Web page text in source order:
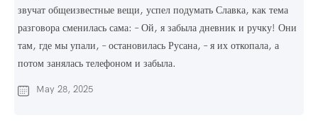
звучат общеизвестные вещи, успел подумать Славка, как тема
разговора сменилась сама: – Ой, я забыла дневник и ручку! Они
там, где мы упали, – остановилась Русана, – я их откопала, а
потом занялась телефоном и забыла.
May 28, 2025